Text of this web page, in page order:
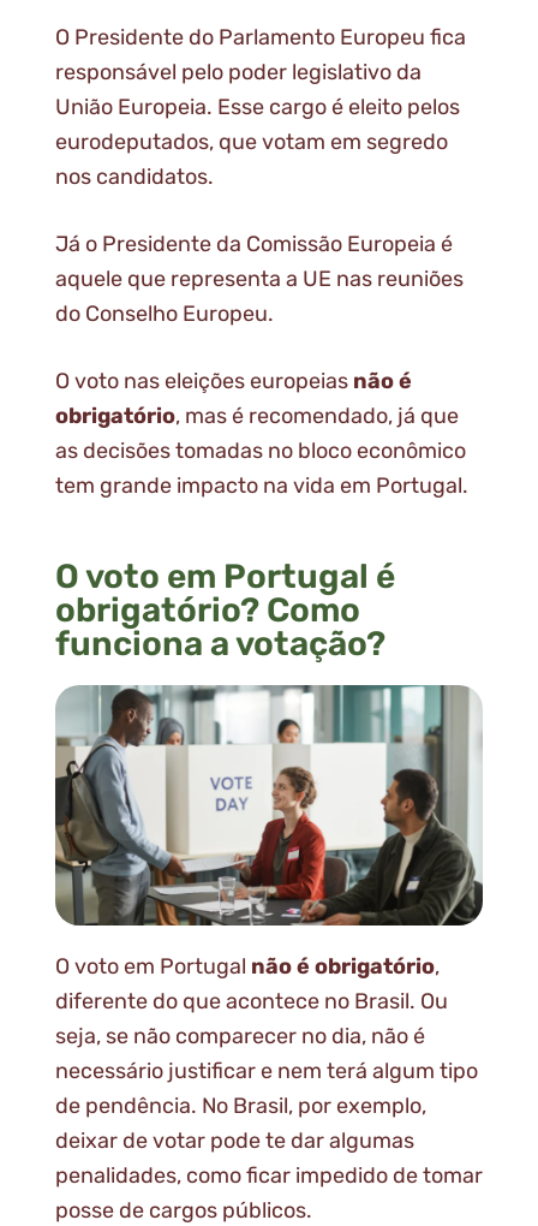
O Presidente do Parlamento Europeu fica
responsável pelo poder legislativo da
União Europeia. Esse cargo é eleito pelos
eurodeputados, que votam em segredo
nos candidatos.
Já o Presidente da Comissão Europeia é
aquele que representa a UE nas reuniões
do Conselho Europeu.
O voto nas eleições europeias não é
obrigatório, mas é recomendado, já que
as decisões tomadas no bloco econômico
tem grande impacto na vida em Portugal.
O voto em Portugal é
obrigatório? Como
funciona a votação?
O voto em Portugal não é obrigatório,
diferente do que acontece no Brasil. Ou
seja, se não comparecer no dia, não é
necessário justificar e nem terá algum tipo
de pendência. No Brasil, por exemplo,
deixar de votar pode te dar algumas
penalidades, como ficar impedido de tomar
posse de cargos públicos.